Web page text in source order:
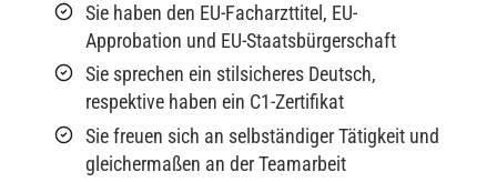
Sie haben den EU-Facharzttitel, EU-
Approbation und EU-Staatsbürgerschaft
Sie sprechen ein stilsicheres Deutsch,
respektive haben ein C1-Zertifikat
Sie freuen sich an selbständiger Tätigkeit und
gleichermaßen an der Teamarbeit